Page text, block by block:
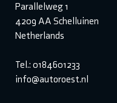
Parallelweg 1
4209 AA Schelluinen
Netherlands
Tel.: 0184601233
info@autoroest.nl